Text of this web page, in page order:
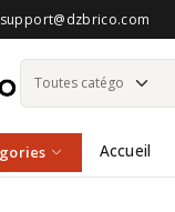
support@dzbrico.com
Accueil